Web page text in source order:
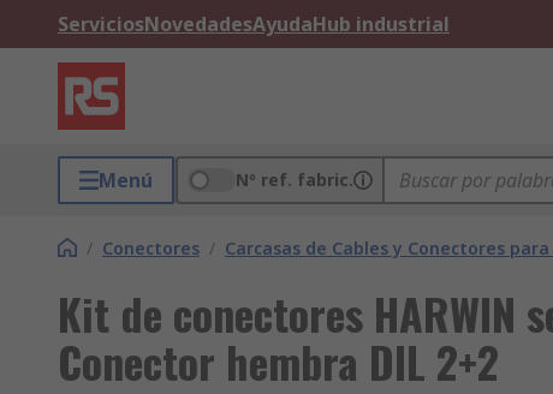
ServiciosNovedadesAyudaHub industrial
Menú Nº ref. fabric.
/ Conectores / Carcasas de Cables y Conectores para
Kit de conectores HARWIN
Conector hembra DIL 2+2